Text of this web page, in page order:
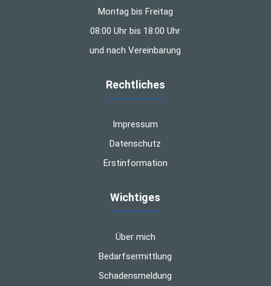
Montag bis Freitag
08:00 Uhr bis 18:00 Uhr
und nach Vereinbarung
Rechtliches
Impressum
Datenschutz
Erstinformation
Wichtiges
Über mich
Bedarfsermittlung
Schadensmeldung